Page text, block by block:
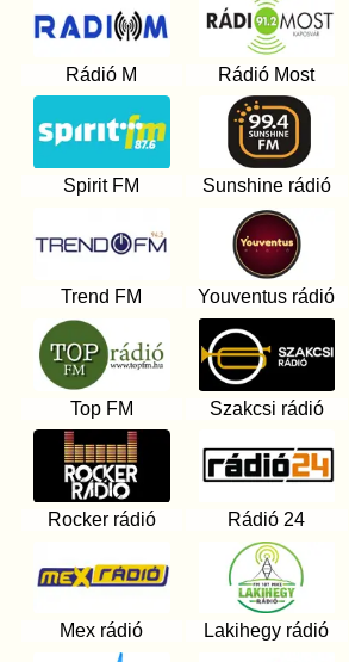
Rádió M Rádió Most
Spirit FM Sunshine rádió
Trend FM Youventus rádió
Top FM Szakcsi rádió
Rocker rádió Rádió 24
Mex rádió Lakihegy rádió